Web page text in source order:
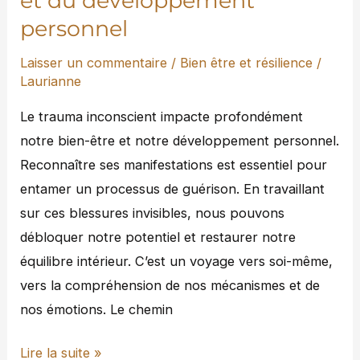
personnel
Laisser un commentaire / Bien être et résilience /
Laurianne
Le trauma inconscient impacte profondément
notre bien-être et notre développement personnel.
Reconnaître ses manifestations est essentiel pour
entamer un processus de guérison. En travaillant
sur ces blessures invisibles, nous pouvons
débloquer notre potentiel et restaurer notre
équilibre intérieur. C’est un voyage vers soi-même,
vers la compréhension de nos mécanismes et de
nos émotions. Le chemin
développement
personnel
Lire la suite »